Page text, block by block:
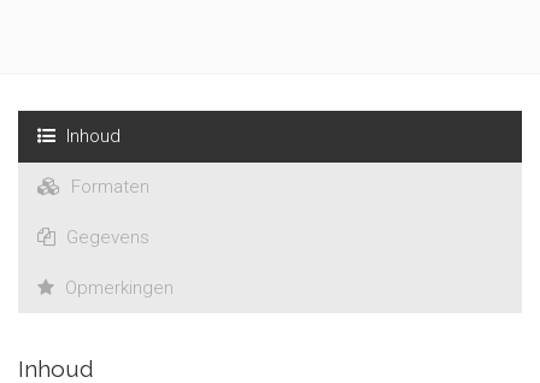
Inhoud
Formaten
Gegevens
Opmerkingen
Inhoud